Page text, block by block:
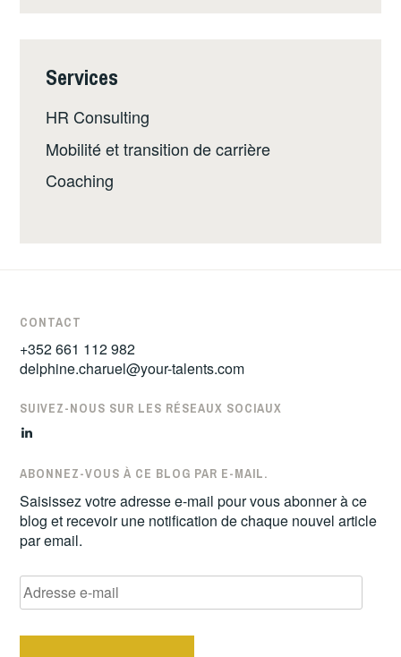
Services
HR Consulting
Mobilité et transition de carrière
Coaching
CONTACT
+352 661 112 982
delphine.charuel@your-talents.com
SUIVEZ-NOUS SUR LES RÉSEAUX SOCIAUX
ABONNEZ-VOUS À CE BLOG PAR E-MAIL.
Saisissez votre adresse e-mail pour vous abonner à ce
blog et recevoir une notification de chaque nouvel article
par email.
Adresse
e-